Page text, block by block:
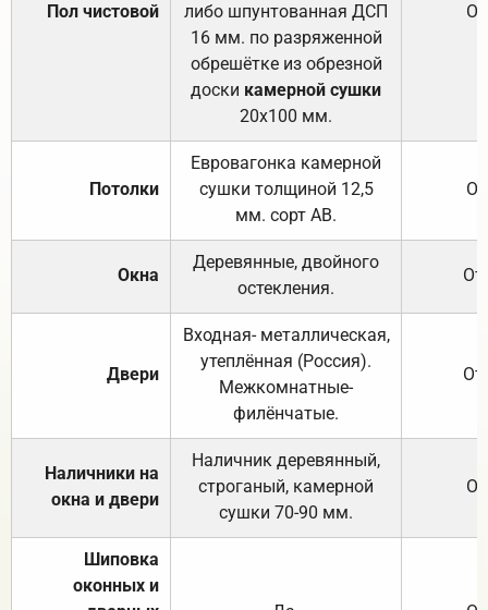
Пол чистовой
либо шпунтованная ДСП
16 мм. по разряженной
обрешётке из обрезной
доски камерной сушки
20х100 мм.
Потолки
Евровагонка камерной
сушки толщиной 12,5
мм. сорт АВ.
Окна
Деревянные, двойного
остекления.
Двери
Входная- металлическая,
утеплённая (Россия).
Межкомнатные-
филёнчатые.
Наличники на
окна и двери
Наличник деревянный,
строганый, камерной
сушки 70-90 мм.
Шиповка
оконных и